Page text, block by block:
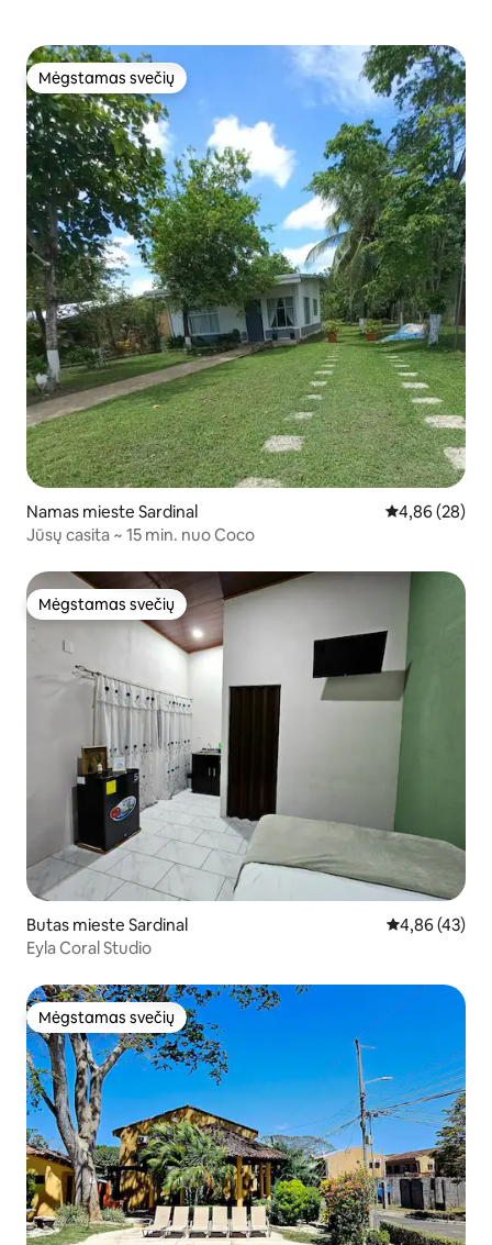
Mėgstamas svečių
Mėgstamas svečių
Namas mieste Sardinal Vidutinis
4,86 (28)
Jūsų casita ~ 15 min. nuo Coco
Mėgstamas svečių
Mėgstamas svečių
Butas mieste Sardinal Vidutinis
4,86 (43)
Eyla Coral Studio
Mėgstamas svečių
Mėgstamas svečių